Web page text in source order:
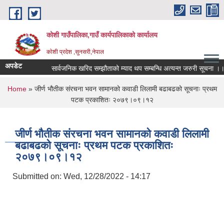
Skip to main content
कोशी गाउँपालिका,गाउँ कार्यपालिकाको कार्यालय
काेशी प्रदेश ,सुनसरी,नेपाल
अपडेट
वक्तव्य सार्वजनिक खरिद सम्झौताको म्याद थप सम्बन्धि अत्यन्त जरुरी सूचना ।।।
You are here
Home» जीर्ण भौतीक संरचना भवन सामानको कवाडी लिलामी बढाबढको सूचनाः प्रथम
पटक प्रकाशितः २०७९।०९।१२
जीर्ण भौतीक संरचना भवन सामानको कवाडी लिलामी
बढाबढको सूचनाः प्रथम पटक प्रकाशितः
२०७९।०९।१२
Submitted on: Wed, 12/28/2022 - 14:17